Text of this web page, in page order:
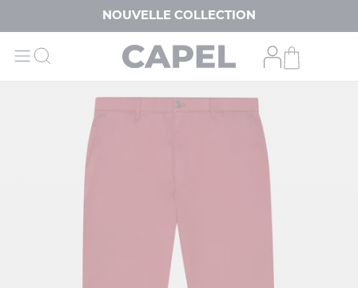
NOUVELLE COLLECTION